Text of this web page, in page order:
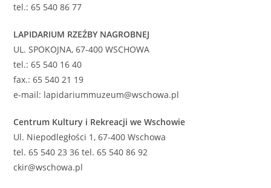
tel.: 65 540 86 77
LAPIDARIUM RZEŹBY NAGROBNEJ
UL. SPOKOJNA, 67-400 WSCHOWA
tel.: 65 540 16 40
fax.: 65 540 21 19
e-mail: lapidariummuzeum@wschowa.pl
Centrum Kultury i Rekreacji we Wschowie
Ul. Niepodległości 1, 67-400 Wschowa
tel. 65 540 23 36 tel. 65 540 86 92
ckir@wschowa.pl